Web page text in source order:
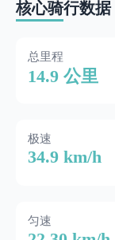
核心骑行数据
总里程
14.9 公里
极速
34.9 km/h
匀速